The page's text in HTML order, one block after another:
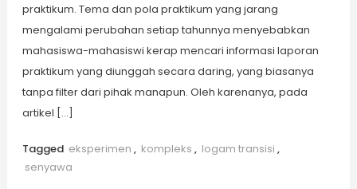
praktikum. Tema dan pola praktikum yang jarang
mengalami perubahan setiap tahunnya menyebabkan
mahasiswa-mahasiswi kerap mencari informasi laporan
praktikum yang diunggah secara daring, yang biasanya
tanpa filter dari pihak manapun. Oleh karenanya, pada
artikel […]
Tagged eksperimen , kompleks , logam transisi ,
senyawa